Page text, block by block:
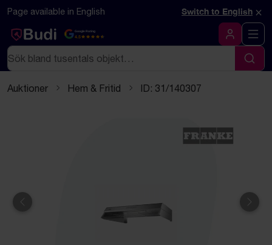
Hoppa till innehåll
Textbaserad (markdown) version av denna sida
Page available in English Switch to English ×
Google Rating
4.5
Logga in
Sök
Sök
Auktioner Hem & Fritid ID: 31/140307
Föregående